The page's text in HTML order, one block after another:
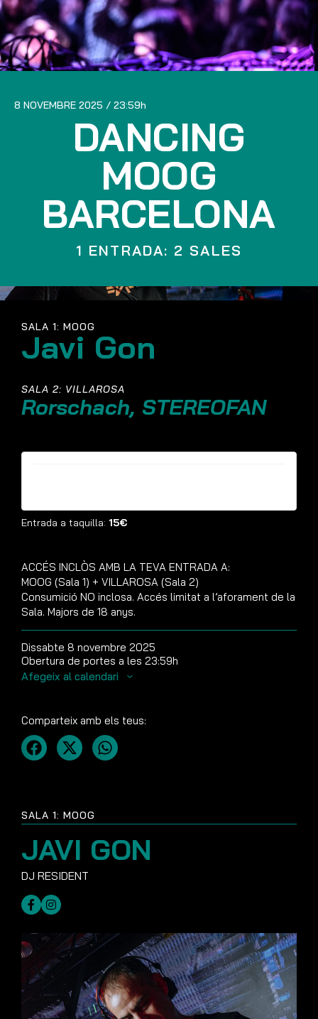
8 NOVEMBRE 2025 23:59
DANCING
MOOG
BARCELONA
1 ENTRADA: 2 SALES
SALA 1: MOOG
JAVI GON
SALA 1: MOOG
Javi Gon
SALA 2: VILLAROSA
Rorschach, STEREOFAN
Entrada a taquilla: 15€
ACCÉS INCLÒS AMB LA TEVA ENTRADA A:
MOOG (Sala 1) + VILLAROSA (Sala 2)
Consumició NO inclosa. Accés limitat a l’aforament de la
Sala. Majors de 18 anys.
Dissabte 8 novembre 2025
Obertura de portes a les 23:59h
Afegeix al calendari
Comparteix amb els teus: